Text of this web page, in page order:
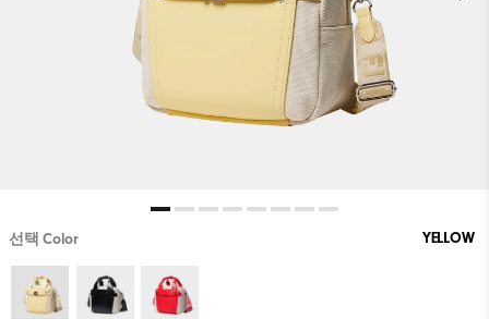
선택 Color YELLOW